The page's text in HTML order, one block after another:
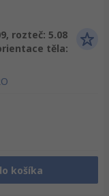
rozteč: 5.08
těla:
košíka